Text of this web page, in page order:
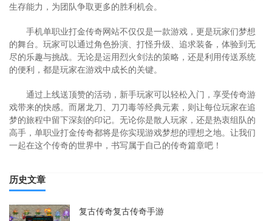
生存能力，为团队争取更多的胜利机会。
手机单职业打金传奇网站不仅仅是一款游戏，更是玩家们梦想
的舞台。玩家可以通过角色扮演、打怪升级、追求装备，体验到无
尽的乐趣与挑战。无论是运用烈火剑法的策略，还是利用传送系统
的便利，都是玩家在游戏中成长的关键。
通过上线送顶赞的活动，新手玩家可以轻松入门，享受传奇游
戏带来的快感。而屠龙刀、刀刀毒等经典元素，则让每位玩家在追
梦的旅程中留下深刻的印记。无论你是散人玩家，还是热衷组队的
高手，单职业打金传奇都将是你实现游戏梦想的理想之地。让我们
一起在这个传奇的世界中，书写属于自己的传奇篇章吧！
历史文章
复古传奇复古传奇手游